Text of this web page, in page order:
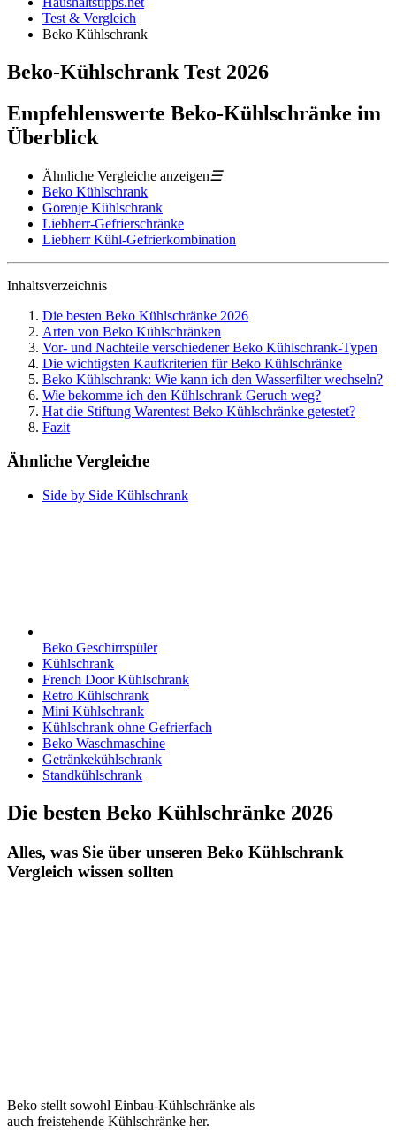
Test & Vergleich
Beko Kühlschrank
Beko-Kühlschrank Test 2026
Empfehlenswerte Beko-Kühlschränke im
Überblick
Ähnliche Vergleiche anzeigen☰
Beko Kühlschrank
Gorenje Kühlschrank
Liebherr-Gefrierschränke
Liebherr Kühl-Gefrierkombination
Inhaltsverzeichnis
Die besten Beko Kühlschränke 2026
Arten von Beko Kühlschränken
Vor- und Nachteile verschiedener Beko Kühlschrank-Typen
Die wichtigsten Kaufkriterien für Beko Kühlschränke
Beko Kühlschrank: Wie kann ich den Wasserfilter wechseln?
Wie bekomme ich den Kühlschrank Geruch weg?
Hat die Stiftung Warentest Beko Kühlschränke getestet?
Fazit
Ähnliche Vergleiche
Side by Side Kühlschrank
Beko Geschirrspüler
Kühlschrank
French Door Kühlschrank
Retro Kühlschrank
Mini Kühlschrank
Kühlschrank ohne Gefrierfach
Beko Waschmaschine
Getränkekühlschrank
Standkühlschrank
Die besten Beko Kühlschränke 2026
Alles, was Sie über unseren Beko Kühlschrank
Vergleich wissen sollten
Beko stellt sowohl Einbau-Kühlschränke als
auch freistehende Kühlschränke her.